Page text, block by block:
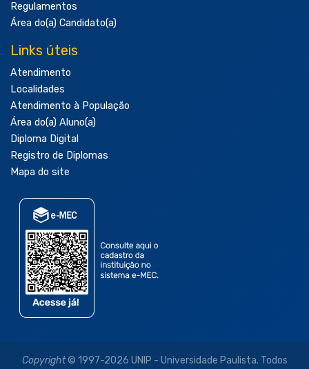
Regulamentos
Área do(a) Candidato(a)
Links úteis
Atendimento
Localidades
Atendimento à População
Área do(a) Aluno(a)
Diploma Digital
Registro de Diplomas
Mapa do site
Copyright© 1997-2026 UNIP - Universidade Paulista. Todos